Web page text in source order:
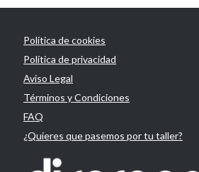
Política de cookies
Política de privacidad
Aviso Legal
Términos y Condiciones
FAQ
¿Quieres que pasemos por tu taller?